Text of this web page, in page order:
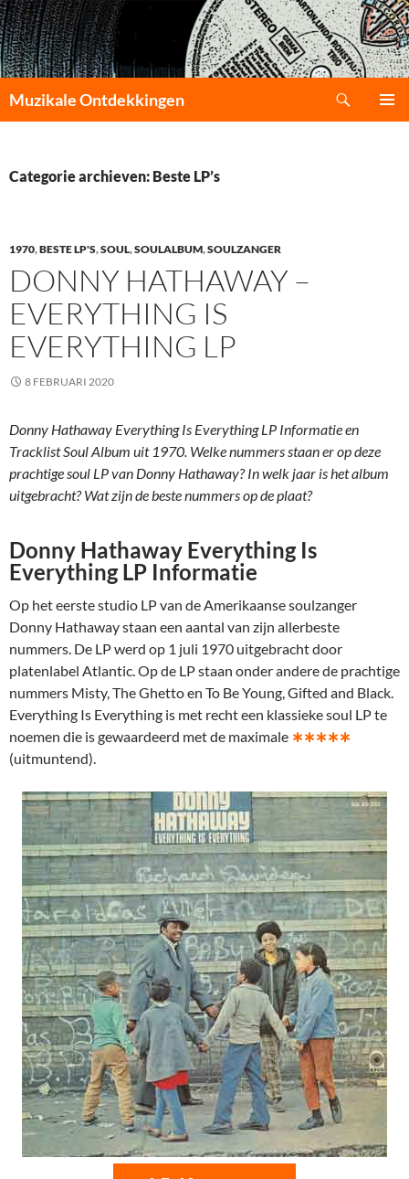
Muzikale Ontdekkingen
INHOUD
Categorie archieven: Beste LP’s
1970,BESTE LP'S,SOUL,SOULALBUM,SOULZANGER
DONNY HATHAWAY –
EVERYTHING IS
EVERYTHING LP
8 FEBRUARI 2020
Donny Hathaway Everything Is Everything LP Informatie en
Tracklist Soul Album uit 1970. Welke nummers staan er op deze
prachtige soul LP van Donny Hathaway? In welk jaar is het album
uitgebracht? Wat zijn de beste nummers op de plaat?
Donny Hathaway Everything Is
Everything LP Informatie
Op het eerste studio LP van de Amerikaanse soulzanger
Donny Hathaway staan een aantal van zijn allerbeste
nummers. De LP werd op 1 juli 1970 uitgebracht door
platenlabel Atlantic. Op de LP staan onder andere de prachtige
nummers Misty, The Ghetto en To Be Young, Gifted and Black.
Everything Is Everything is met recht een klassieke soul LP te
noemen die is gewaardeerd met de maximale ∗∗∗∗∗
(uitmuntend).